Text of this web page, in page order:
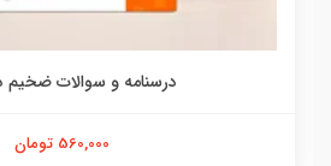
درسنامه و سوالات ضخیم
560,000 تومان